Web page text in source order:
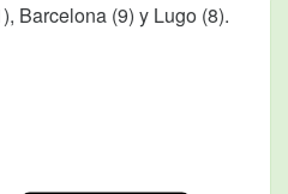
Barcelona (9) y Lugo (8).